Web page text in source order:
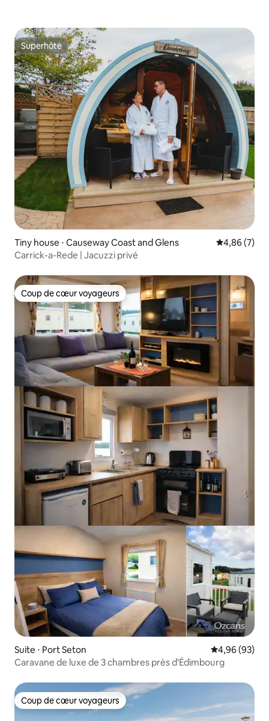
Superhôte
Superhôte
Tiny house ⋅ Causeway Coast and Glens Évaluation
4,86 (7)
Carrick-a-Rede | Jacuzzi privé
Coup de cœur voyageurs
Coup de cœur voyageurs
Suite ⋅ Port Seton Évaluation
4,96 (93)
Caravane de luxe de 3 chambres près d'Édimbourg
Coup de cœur voyageurs
Coup de cœur voyageurs